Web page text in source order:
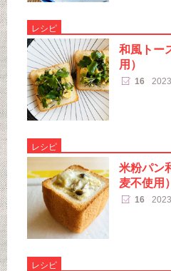
レシピ
和風トー
用）
16
レシピ
米粉パン
麦不使用）
16
レシピ